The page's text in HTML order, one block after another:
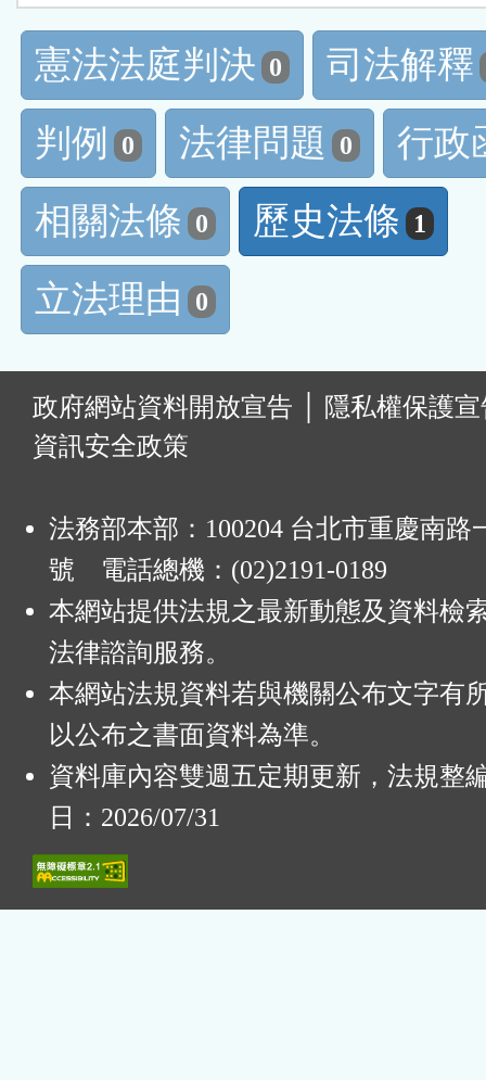
憲法法庭判決 0
司法解釋
判例
0 法律問題 0
行政
相關法條 0 歷史法條 1
立法理由 0
政府網站資料開放宣告
隱私權保護
資訊安全政策
法務部本部：100204 台北市重慶南路
號 電話總機：(02)2191-0189
本網站提供法規之最新動態及資料檢
法律諮詢服務。
本網站法規資料若與機關公布文字有
以公布之書面資料為準。
資料庫內容雙週五定期更新，法規整
日：2026/07/31